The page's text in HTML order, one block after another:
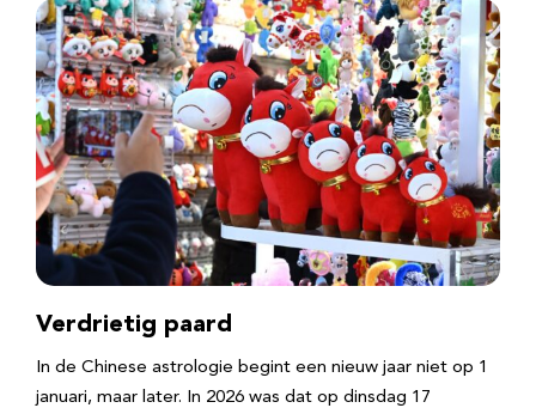
Verdrietig paard
In de Chinese astrologie begint een nieuw jaar niet op 1
januari, maar later. In 2026 was dat op dinsdag 17